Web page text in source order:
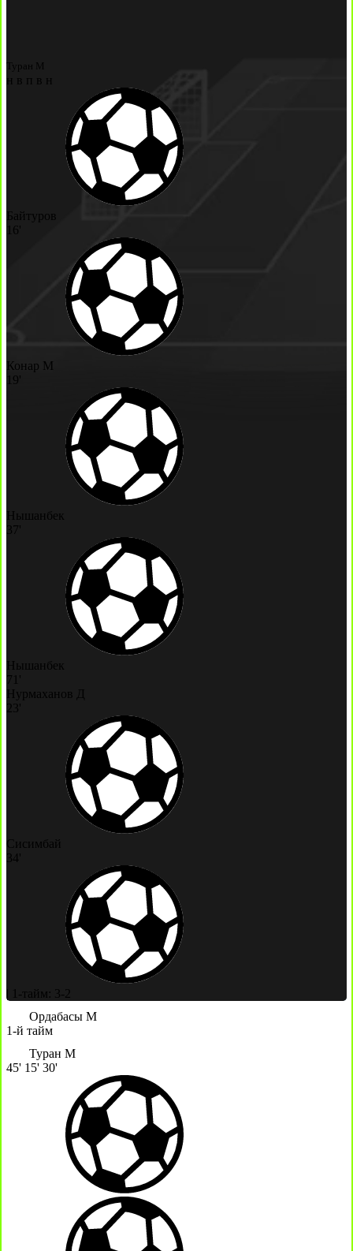
Туран М
н в п в н
Байтуров
16'
Конар М
19'
Нышанбек
37'
Нышанбек
71'
Нурмаханов Д
23'
Сисимбай
34'
1-тайм: 3-2
Ордабасы М
1-й тайм
Туран М
45' 15' 30'